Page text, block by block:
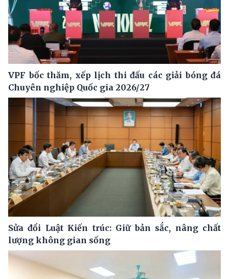
VPF bốc thăm, xếp lịch thi đấu các giải bóng đá
Chuyên nghiệp Quốc gia 2026/27
Sửa đổi Luật Kiến trúc: Giữ bản sắc, nâng chất
lượng không gian sống